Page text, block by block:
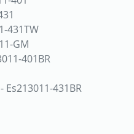
431TW
GM
401BR
- Es213011-431BR